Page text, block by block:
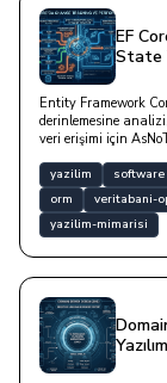
EF
State
Entity Framework
derinlemesine
veri erişimi için
yazilim software
orm
veritabani-
yazilim-mimarisi